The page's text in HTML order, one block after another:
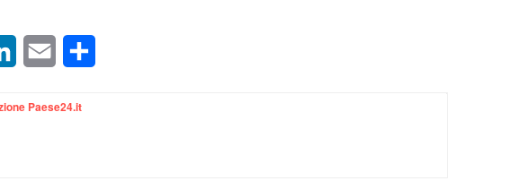
LinkedInEmail
Paese24.it